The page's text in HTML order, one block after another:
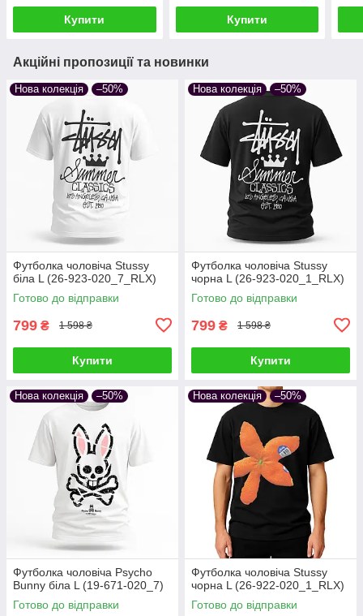
Купити Купити
Акційні пропозиції та новинки
Нова колекція –50%
Футболка чоловіча Stussy
біла L (26-923-020_7_RLX)
Готово до відправки
799 ₴ 1 598 ₴
Купити
Нова колекція –50%
Футболка чоловіча Stussy
чорна L (26-923-020_1_RLX)
Готово до відправки
799 ₴ 1 598 ₴
Купити
Нова колекція –50%
Футболка чоловіча Psycho
Bunny біла L (19-671-020_7)
Готово до відправки
Нова колекція –50%
Футболка чоловіча Stussy
чорна L (26-922-020_1_RLX)
Готово до відправки